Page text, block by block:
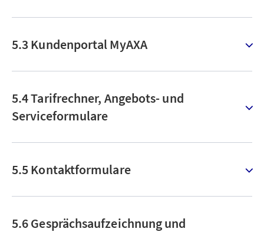
5.3 Kundenportal MyAXA
5.4 Tarifrechner, Angebots- und
Serviceformulare
5.5 Kontaktformulare
5.6 Gesprächsaufzeichnung und